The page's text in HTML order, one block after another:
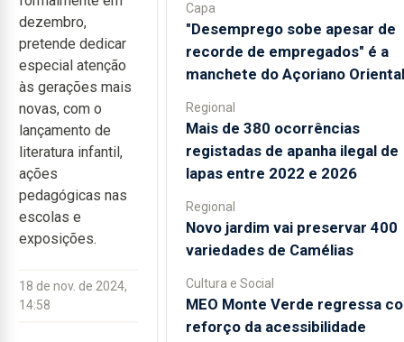
dezembro,
pretende dedicar
especial atenção
às gerações mais
novas, com o
lançamento de
literatura infantil,
ações
pedagógicas nas
escolas e
exposições.
18 de nov. de 2024,
14:58
Capa
"Desemprego sobe apesar de
recorde de empregados" é a
manchete do Açoriano Oriental
Regional
Mais de 380 ocorrências
registadas de apanha ilegal de
lapas entre 2022 e 2026
Regional
Novo jardim vai preservar 400
variedades de Camélias
Cultura e Social
MEO Monte Verde regressa
reforço da acessibilidade